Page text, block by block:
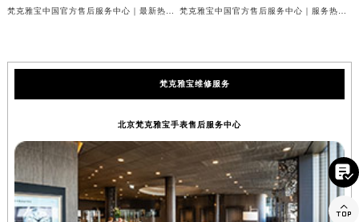
梵克雅宝中国官方售后服务中心｜最新热线和全部网点地址权威信息公示（2026年7月最新） 梵克雅宝中国官方售后服务中心｜服务热线与详细地址权威信息公示（2026年7月最新）
梵克雅宝维修服务
北京梵克雅宝手表售后服务中心

